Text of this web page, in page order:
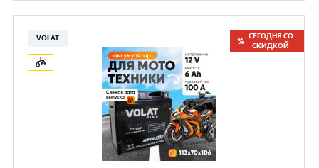
VOLAT
СЕГОДНЯ СО
СКИДКОЙ